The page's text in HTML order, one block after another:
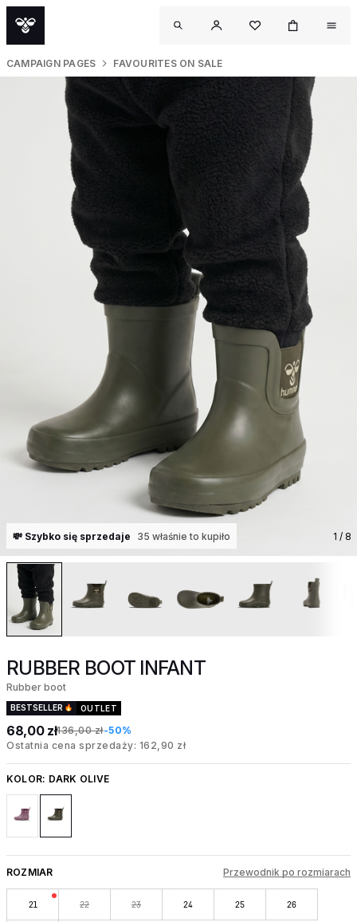
CAMPAIGN PAGES FAVOURITES ON SALE
💸 Szybko się sprzedaje 35 właśnie to kupiło 1 / 8
RUBBER BOOT INFANT
Rubber boot
BESTSELLER OUTLET
68,00 zł136,00 zł-50%
Ostatnia cena sprzedaży: 162,90 zł
KOLOR: DARK OLIVE
ROZMIAR Przewodnik po rozmiarach
21 22 23 24 25 26